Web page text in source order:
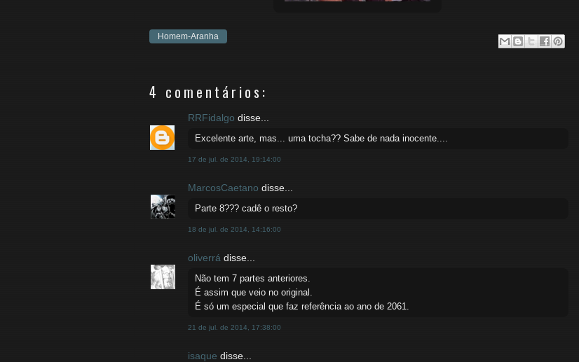
Homem-Aranha
4 comentários:
RRFidalgo disse...
Excelente arte, mas... uma tocha?? Sabe de nada inocente....
17 de jul. de 2014, 19:14:00
MarcosCaetano disse...
Parte 8??? cadê o resto?
18 de jul. de 2014, 14:16:00
oliverrá disse...
Não tem 7 partes anteriores.
É assim que veio no original.
É só um especial que faz referência ao ano de 2061.
21 de jul. de 2014, 17:38:00
isaque disse...